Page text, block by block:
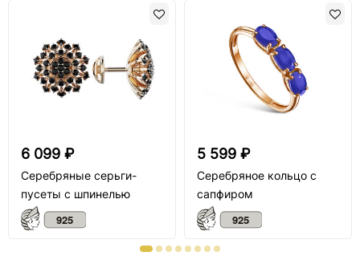
6 099 ₽
Серебряные серьги-
пусеты с шпинелью
5 599 ₽
Серебряное кольцо с
сапфиром